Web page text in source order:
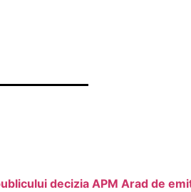
decizia APM Arad de